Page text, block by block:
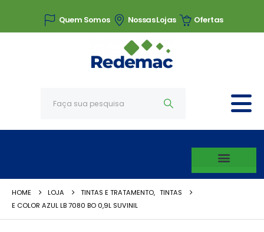
Quem Somos Nossas Lojas Ofertas
HOME LOJA TINTAS E TRATAMENTO, TINTAS
E COLOR AZUL LB 7080 BO 0,9L SUVINIL